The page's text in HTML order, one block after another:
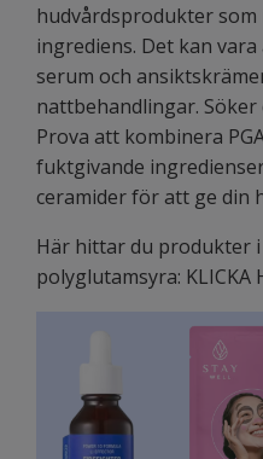
hudvårdsprodukter
ingrediens. Det kan
serum och
nattbehandlingar.
Prova att kombinera
fuktgivande
ceramider för att ge din
Här hittar du produkter
polyglutamsyra: KLICKA